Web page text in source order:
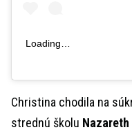
Loading…
Christina chodila na
strednú školu